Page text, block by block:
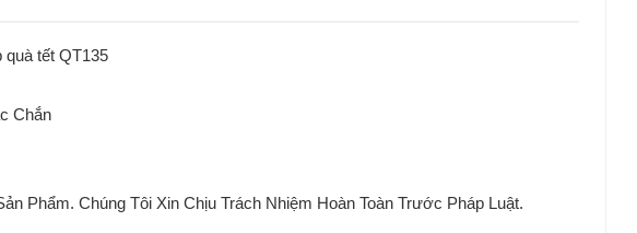
quà tết QT135
Chắn
Phẩm. Chúng Tôi Xin Chịu Trách Nhiệm Hoàn Toàn Trước Pháp Luật.